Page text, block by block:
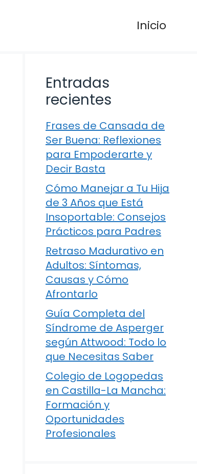
Inicio
Entradas
recientes
Frases de Cansada de
Ser Buena: Reflexiones
para Empoderarte y
Decir Basta
Cómo Manejar a Tu Hija
de 3 Años que Está
Insoportable: Consejos
Prácticos para Padres
Retraso Madurativo en
Adultos: Síntomas,
Causas y Cómo
Afrontarlo
Guía Completa del
Síndrome de Asperger
según Attwood: Todo lo
que Necesitas Saber
Colegio de Logopedas
en Castilla-La Mancha:
Formación y
Oportunidades
Profesionales